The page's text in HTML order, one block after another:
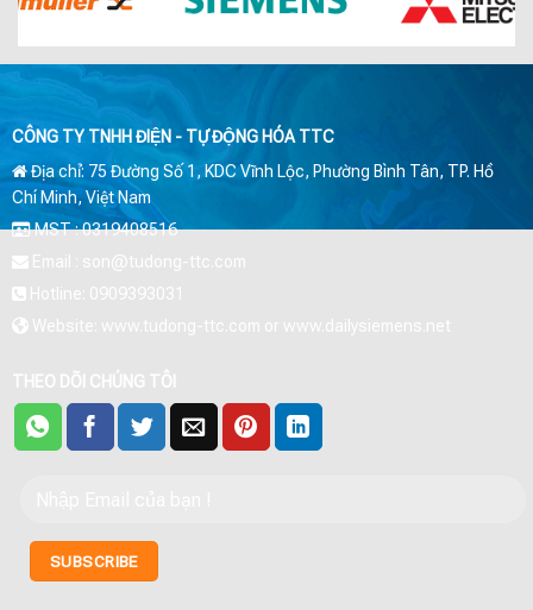
CÔNG TY TNHH ĐIỆN - TỰ ĐỘNG HÓA TTC
Địa chỉ: 75 Đường Số 1, KDC Vĩnh Lộc, Phường Bình Tân, TP. Hồ
Chí Minh, Việt Nam
MST : 0319408516
Email : son@tudong-ttc.com
Hotline: 0909393031
Website: www.tudong-ttc.com or www.dailysiemens.net
THEO DÕI CHÚNG TÔI